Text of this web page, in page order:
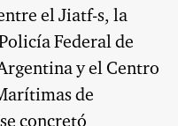
el Jiatf-s, la
Federal de
y el Centro
de
concretó